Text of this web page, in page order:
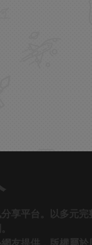
分享平台。以多元